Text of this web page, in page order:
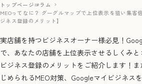
トップページコラム
MEOってなに？ グーグルマップで上位表示を狙い集客
ジネス登録のメリット】
実店舗を持つビジネスオーナー様必見！
で、あなたの店舗を上位表示させるしくみ
ビジネス登録のメリットをご紹介します！
じめられるMEO対策、Googleマイビジネス